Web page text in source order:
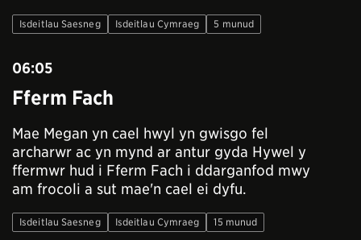
Isdeitlau Saesneg Isdeitlau Cymraeg 5 munud
06:05
Fferm Fach
Mae Megan yn cael hwyl yn gwisgo fel
archarwr ac yn mynd ar antur gyda Hywel y
ffermwr hud i Fferm Fach i ddarganfod mwy
am frocoli a sut mae'n cael ei dyfu.
Isdeitlau Saesneg Isdeitlau Cymraeg 15 munud